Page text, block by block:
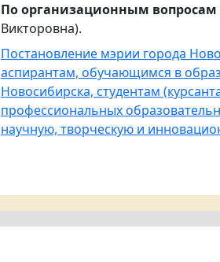
По организационным вопросам
Викторовна).
Постановление мэрии города
аспирантам, обучающимся в
Новосибирска, студентам
профессиональных
научную, творческую и